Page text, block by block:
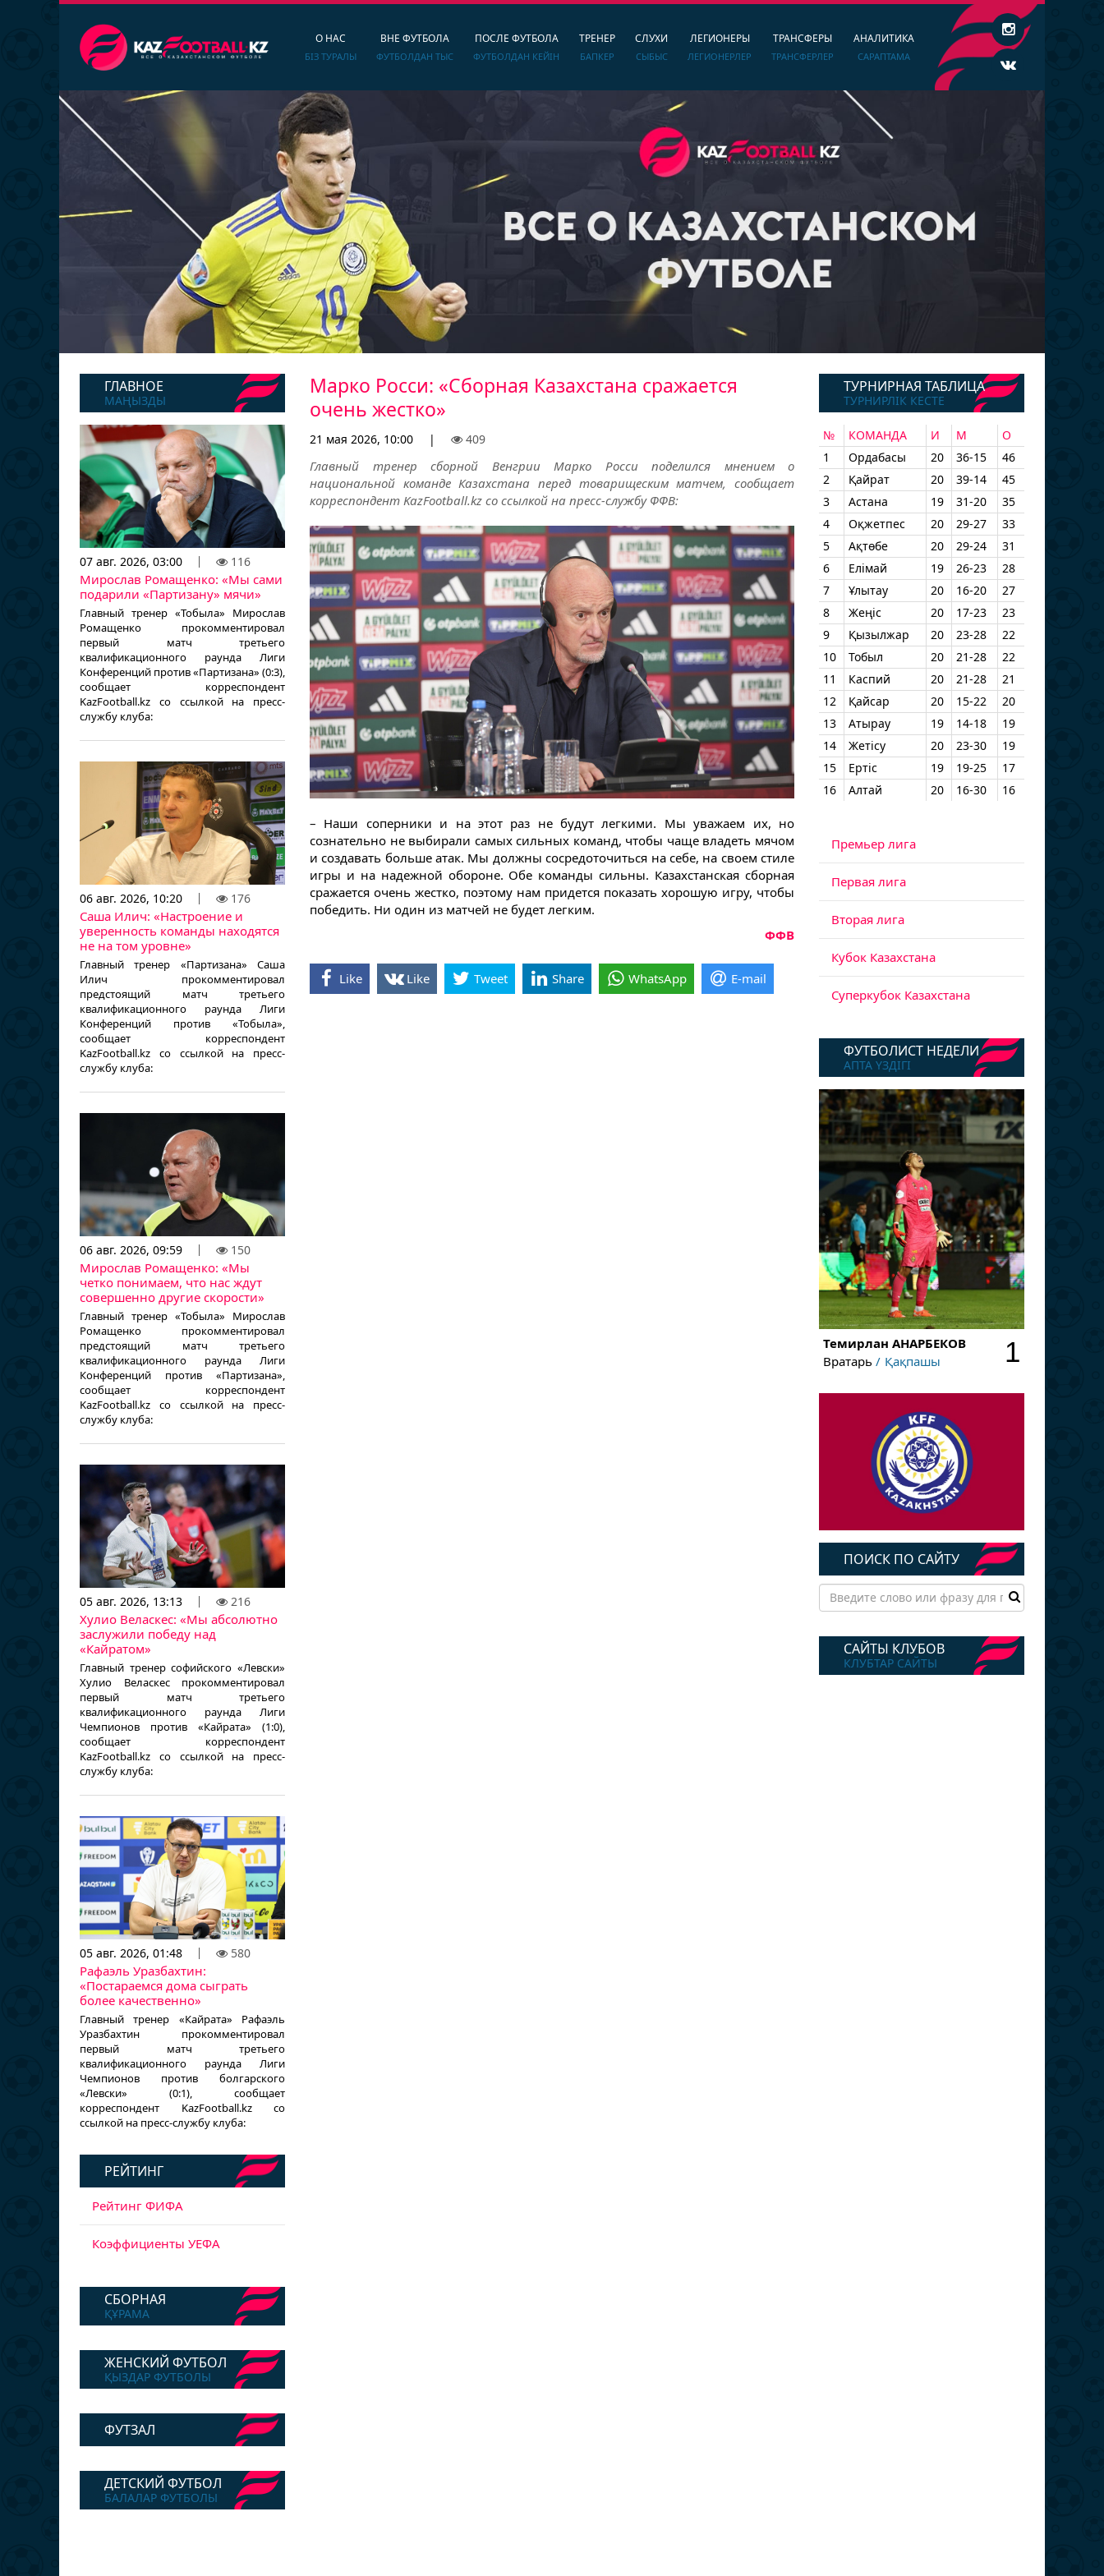
О НАС
БІЗ ТУРАЛЫ
ВНЕ ФУТБОЛА
ФУТБОЛДАН ТЫС
ПОСЛЕ ФУТБОЛА
ФУТБОЛДАН КЕЙІН
ТРЕНЕР
БАПКЕР
СЛУХИ
СЫБЫС
ЛЕГИОНЕРЫ
ЛЕГИОНЕРЛЕР
ТРАНСФЕРЫ
ТРАНСФЕРЛЕР
АНАЛИТИКА
САРАПТАМА
ГЛАВНОЕ
МАҢЫЗДЫ
07 авг. 2026, 03:00 116
Мирослав Ромащенко: «Мы сами
подарили «Партизану» мячи»
Главный тренер «Тобыла» Мирослав
Ромащенко прокомментировал
первый матч третьего
квалификационного раунда Лиги
Конференций против «Партизана» (0:3),
сообщает корреспондент
KazFootball.kz со ссылкой на пресс-
службу клуба:
06 авг. 2026, 10:20 176
Саша Илич: «Настроение и
уверенность команды находятся
не на том уровне»
Главный тренер «Партизана» Саша
Илич прокомментировал
предстоящий матч третьего
квалификационного раунда Лиги
Конференций против «Тобыла»,
сообщает корреспондент
KazFootball.kz со ссылкой на пресс-
службу клуба:
06 авг. 2026, 09:59 150
Мирослав Ромащенко: «Мы
четко понимаем, что нас ждут
совершенно другие скорости»
Главный тренер «Тобыла» Мирослав
Ромащенко прокомментировал
предстоящий матч третьего
квалификационного раунда Лиги
Конференций против «Партизана»,
сообщает корреспондент
KazFootball.kz со ссылкой на пресс-
службу клуба:
05 авг. 2026, 13:13 216
Хулио Веласкес: «Мы абсолютно
заслужили победу над
«Кайратом»
Главный тренер софийского «Левски»
Хулио Веласкес прокомментировал
первый матч третьего
квалификационного раунда Лиги
Чемпионов против «Кайрата» (1:0),
сообщает корреспондент
KazFootball.kz со ссылкой на пресс-
службу клуба:
05 авг. 2026, 01:48 580
Рафаэль Уразбахтин:
«Постараемся дома сыграть
более качественно»
Главный тренер «Кайрата» Рафаэль
Уразбахтин прокомментировал
первый матч третьего
квалификационного раунда Лиги
Чемпионов против болгарского
«Левски» (0:1), сообщает
корреспондент KazFootball.kz со
ссылкой на пресс-службу клуба:
РЕЙТИНГ
Рейтинг ФИФА
Коэффициенты УЕФА
СБОРНАЯ
ҚҰРАМА
ЖЕНСКИЙ ФУТБОЛ
ҚЫЗДАР ФУТБОЛЫ
ФУТЗАЛ
ДЕТСКИЙ ФУТБОЛ
БАЛАЛАР ФУТБОЛЫ
Марко Росси: «Сборная Казахстана сражается
очень жестко»
21 мая 2026, 10:00 | 409
Главный тренер сборной Венгрии Марко Росси поделился мнением о
национальной команде Казахстана перед товарищеским матчем, сообщает
корреспондент KazFootball.kz со ссылкой на пресс-службу ФФВ:
– Наши соперники и на этот раз не будут легкими. Мы уважаем их, но
сознательно не выбирали самых сильных команд, чтобы чаще владеть мячом
и создавать больше атак. Мы должны сосредоточиться на себе, на своем стиле
игры и на надежной обороне. Обе команды сильны. Казахстанская сборная
сражается очень жестко, поэтому нам придется показать хорошую игру, чтобы
победить. Ни один из матчей не будет легким.
ФФВ
Like Like Tweet Share WhatsApp E-mail
ТУРНИРНАЯ ТАБЛИЦА
ТУРНИРЛІК КЕСТЕ
№ КОМАНДА И М
О
1
Ордабасы 20 36-15
46
2
Қайрат 20 39-14
45
3
Астана 19 31-20
35
4
Оқжетпес 20 29-27
33
5
Ақтөбе 20 29-24
31
6
Елімай 19 26-23
28
7
Ұлытау 20 16-20
27
8
Жеңіс 20 17-23
23
9
Қызылжар 20 23-28
22
10
Тобыл 20 21-28
22
11
Каспий 20 21-28
21
12
Қайсар 20 15-22
20
13
Атырау 19 14-18
19
14
Жетісу 20 23-30
19
15
Ертіс 19 19-25
17
16
Алтай 20 16-30 16
Премьер лига
Первая лига
Вторая лига
Кубок Казахстана
Суперкубок Казахстана
ФУТБОЛИСТ НЕДЕЛИ
АПТА ҮЗДІГІ
Темирлан АНАРБЕКОВ
Вратарь
Қақпашы 1
ПОИСК ПО САЙТУ
САЙТЫ КЛУБОВ
КЛУБТАР САЙТЫ